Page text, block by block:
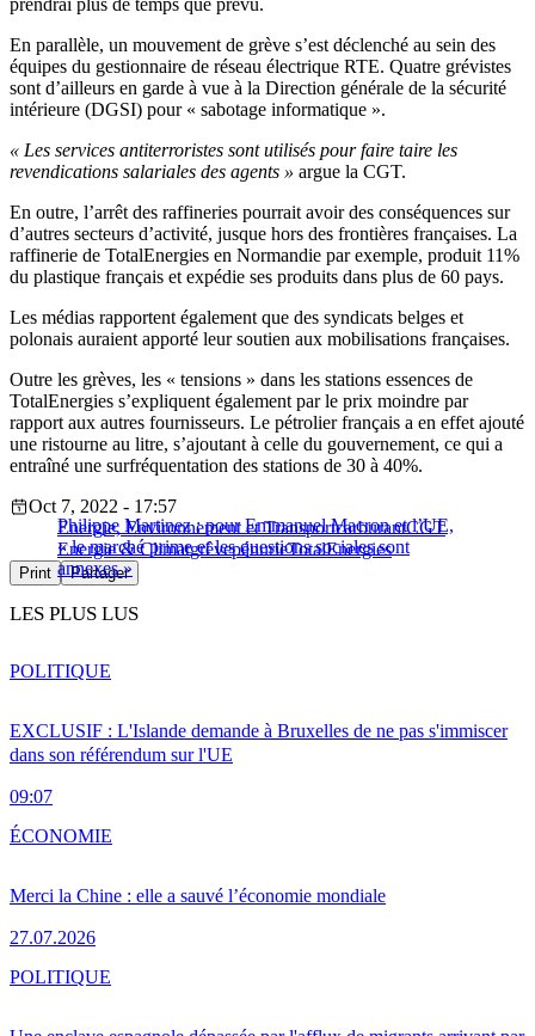
En parallèle, un mouvement de grève s’est déclenché au sein des
équipes du gestionnaire de réseau électrique RTE. Quatre grévistes
sont d’ailleurs en garde à vue à la Direction générale de la sécurité
intérieure (DGSI) pour « sabotage informatique ».
« Les services antiterroristes sont utilisés pour faire taire les
revendications salariales des agents » argue la CGT.
En outre, l’arrêt des raffineries pourrait avoir des conséquences sur
d’autres secteurs d’activité, jusque hors des frontières françaises. La
raffinerie de TotalEnergies en Normandie par exemple, produit 11%
du plastique français et expédie ses produits dans plus de 60 pays.
Les médias rapportent également que des syndicats belges et
polonais auraient apporté leur soutien aux mobilisations françaises.
Outre les grèves, les « tensions » dans les stations essences de
TotalEnergies s’expliquent également par le prix moindre par
rapport aux autres fournisseurs. Le pétrolier français a en effet ajouté
une ristourne au litre, s’ajoutant à celle du gouvernement, ce qui a
entraîné une surfréquentation des stations de 30 à 40%.
Philippe Martinez : pour Emmanuel Macron et l’UE,
« le marché prime et les questions sociales sont
annexes »
Oct 7, 2022 - 17:57
Energie, Environnement et TransportcarburantCGT
Energie & ClimatgrêvepénurieTotalEnergies
Print Partager
LES PLUS LUS
EXCLUSIF : L'Islande demande à Bruxelles de ne pas s'immiscer
dans son référendum sur l'UE
09:07
POLITIQUE
Merci la Chine : elle a sauvé l’économie mondiale
27.07.2026
ÉCONOMIE
POLITIQUE